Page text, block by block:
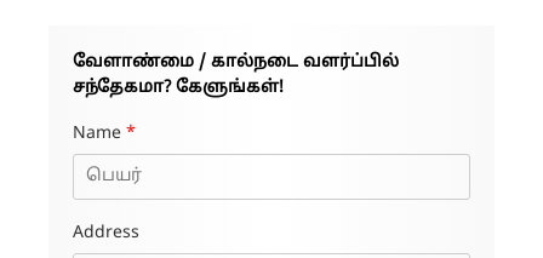
வேளாண்மை / கால்நடை வளர்ப்பில்
சந்தேகமா? கேளுங்கள்!
Name *
Address